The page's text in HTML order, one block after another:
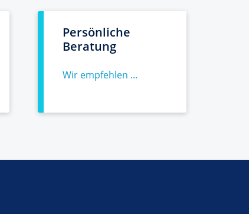
Persönliche
Beratung
Wir empfehlen ...